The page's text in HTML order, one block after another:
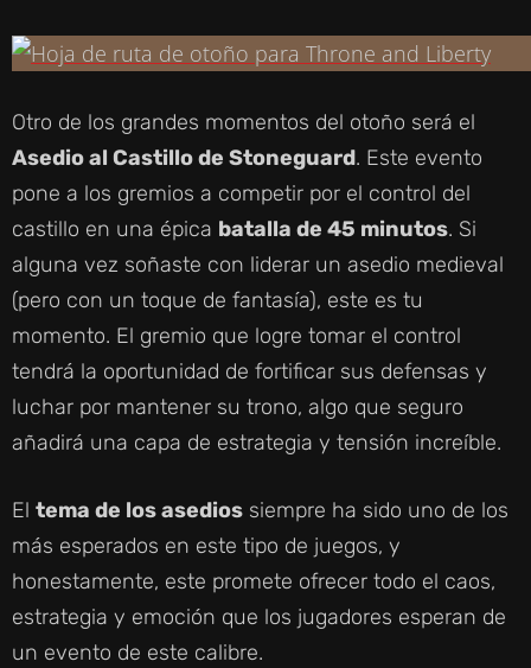
Otro de los grandes momentos del otoño será el
Asedio al Castillo de Stoneguard. Este evento
pone a los gremios a competir por el control del
castillo en una épica batalla de 45 minutos. Si
alguna vez soñaste con liderar un asedio medieval
(pero con un toque de fantasía), este es tu
momento. El gremio que logre tomar el control
tendrá la oportunidad de fortificar sus defensas y
luchar por mantener su trono, algo que seguro
añadirá una capa de estrategia y tensión increíble.
El tema de los asedios siempre ha sido uno de los
más esperados en este tipo de juegos, y
honestamente, este promete ofrecer todo el caos,
estrategia y emoción que los jugadores esperan de
un evento de este calibre.